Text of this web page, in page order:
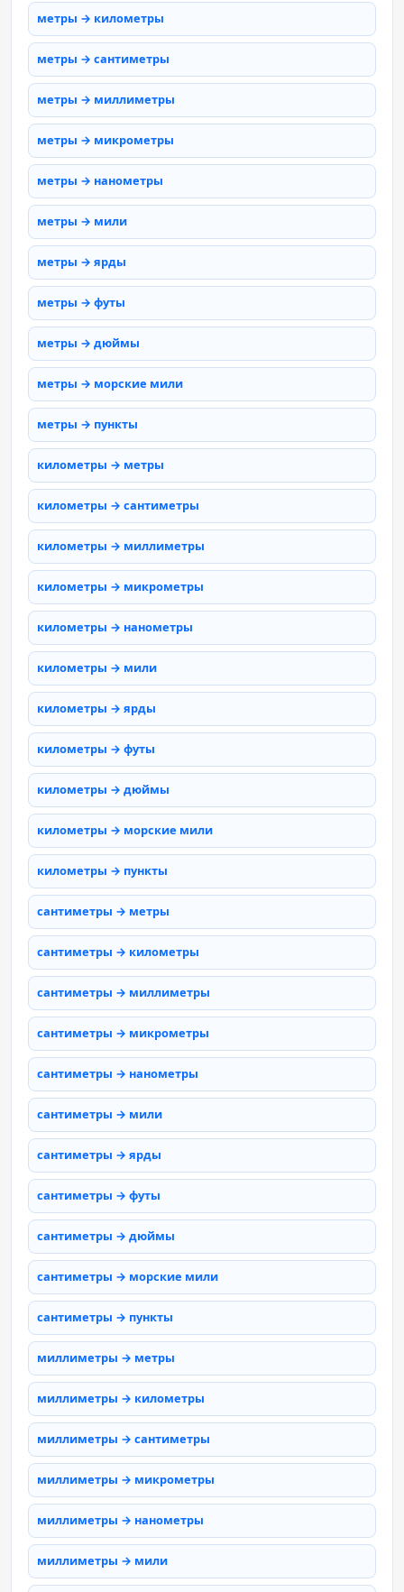
метры → километры
метры → сантиметры
метры → миллиметры
метры → микрометры
метры → нанометры
метры → мили
метры → ярды
метры → футы
метры → дюймы
метры → морские мили
метры → пункты
километры → метры
километры → сантиметры
километры → миллиметры
километры → микрометры
километры → нанометры
километры → мили
километры → ярды
километры → футы
километры → дюймы
километры → морские мили
километры → пункты
сантиметры → метры
сантиметры → километры
сантиметры → миллиметры
сантиметры → микрометры
сантиметры → нанометры
сантиметры → мили
сантиметры → ярды
сантиметры → футы
сантиметры → дюймы
сантиметры → морские мили
сантиметры → пункты
миллиметры → метры
миллиметры → километры
миллиметры → сантиметры
миллиметры → микрометры
миллиметры → нанометры
миллиметры → мили